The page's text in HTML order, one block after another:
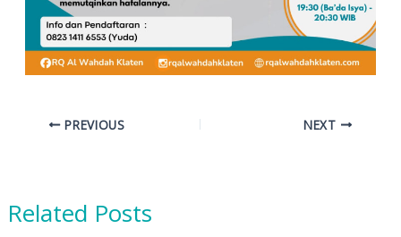
PREVIOUS NEXT
Related Posts